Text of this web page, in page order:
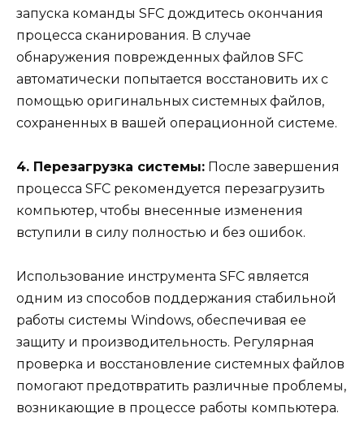
запуска команды SFC дождитесь окончания
процесса сканирования. В случае
обнаружения поврежденных файлов SFC
автоматически попытается восстановить их с
помощью оригинальных системных файлов,
сохраненных в вашей операционной системе.
4. Перезагрузка системы: После завершения
процесса SFC рекомендуется перезагрузить
компьютер, чтобы внесенные изменения
вступили в силу полностью и без ошибок.
Использование инструмента SFC является
одним из способов поддержания стабильной
работы системы Windows, обеспечивая ее
защиту и производительность. Регулярная
проверка и восстановление системных файлов
помогают предотвратить различные проблемы,
возникающие в процессе работы компьютера.